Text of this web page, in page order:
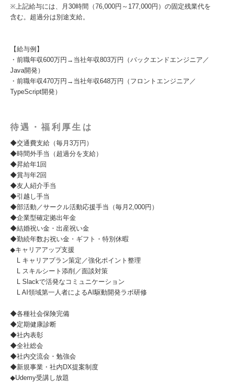
※上記給与には、月30時間（76,000円～177,000円）の固定残業代を
含む。超過分は別途支給。
【給与例】
・前職年収600万円→当社年収803万円（バックエンドエンジニア／
Java開発）
・前職年収470万円→当社年収648万円（フロントエンジニア／
TypeScript開発）
待遇・福利厚生は
◆交通費支給（毎月3万円）
◆時間外手当（超過分を支給）
◆昇給年1回
◆賞与年2回
◆友人紹介手当
◆引越し手当
◆部活動／サークル活動応援手当（毎月2,000円）
◆企業型確定拠出年金
◆結婚祝い金・出産祝い金
◆勤続年数お祝い金・ギフト・特別休暇
◆キャリアアップ支援
L キャリアプラン策定／強化ポイント整理
L スキルシート添削／面談対策
L Slackで活発なコミュニケーション
L AI領域第一人者によるAI駆動開発ラボ研修
◆各種社会保険完備
◆定期健康診断
◆社内表彰
◆全社総会
◆社内交流会・勉強会
◆新規事業・社内DX提案制度
◆Udemy受講し放題